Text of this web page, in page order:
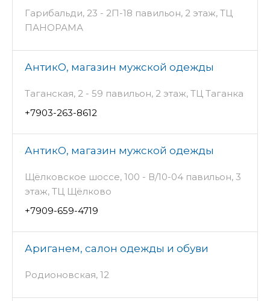
Гарибальди, 23 - 2П-18 павильон, 2 этаж, ТЦ
ПАНОРАМА
АнтикО, магазин мужской одежды
Таганская, 2 - 59 павильон, 2 этаж, ТЦ Таганка
+7903-263-8612
АнтикО, магазин мужской одежды
Щёлковское шоссе, 100 - В/10-04 павильон, 3
этаж, ТЦ Щёлково
+7909-659-4719
Ариганем, салон одежды и обуви
Родионовская, 12